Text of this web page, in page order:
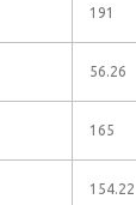
191
56.26
165
154.22